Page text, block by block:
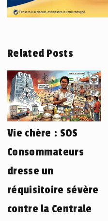
Related Posts
Vie chère : SOS
Consommateurs
dresse un
réquisitoire sévère
contre la Centrale